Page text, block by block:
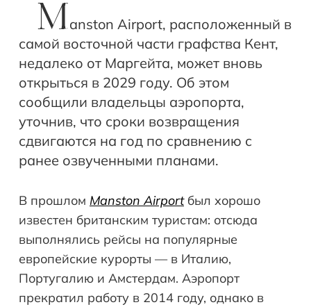
Manston Airport, расположенный в
самой восточной части графства Кент,
недалеко от Маргейта, может вновь
открыться в 2029 году. Об этом
сообщили владельцы аэропорта,
уточнив, что сроки возвращения
сдвигаются на год по сравнению с
ранее озвученными планами.
В прошлом Manston Airportбыл хорошо
известен британским туристам: отсюда
выполнялись рейсы на популярные
европейские курорты — в Италию,
Португалию и Амстердам. Аэропорт
прекратил работу в 2014 году, однако в